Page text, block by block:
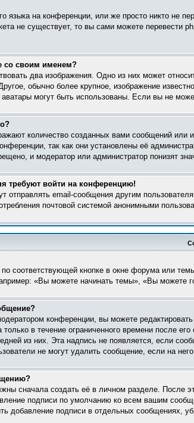
языка на конференции, или же просто никто не
не существует, то вы сами можете
со своим именем?
два изображения. Одно из них может
обычно более крупное, изображение
аватары могут быть использованы. Если вы не
количество созданных вами сообщений
так как они установлены её
и модератор или администратор понизят
требуют войти на конференцию!
отправлять email-сообщения другим
почтовой системой анонимными
соответствующей кнопке в окне форума или
«Вы можете начинать темы», «Вы можете
конференции, вы можете
в течение ограниченного времени после
из них. Эта надпись не появляется, если
не могут удалить сообщение, если на него
сначала создать её в личном разделе. После
подписи по умолчанию ко всем вашим
добавление подписи в отдельных сообщениях,